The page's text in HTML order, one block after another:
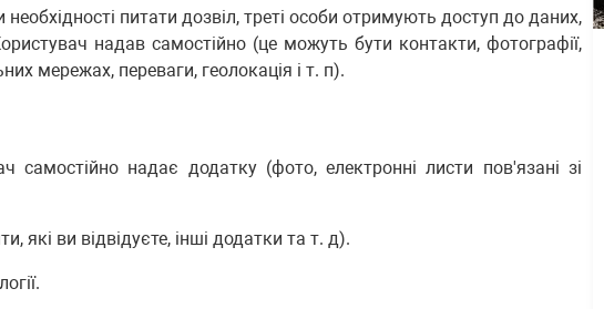
питати дозвіл, треті особи отримують доступ до даних,
надав самостійно (це можуть бути контакти, фотографії,
мережах, переваги, геолокація і т. п).
самостійно надає додатку (фото, електронні листи пов'язані зі
які ви відвідуєте, інші додатки та т. д).